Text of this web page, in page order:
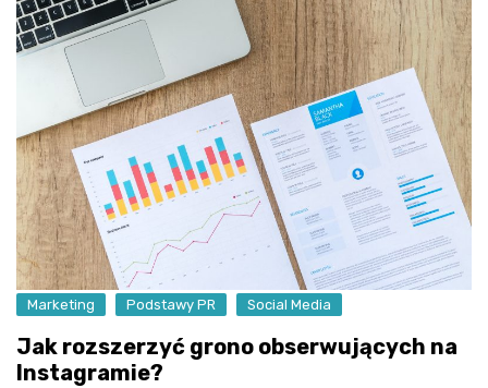
Marketing Podstawy PR Social Media
Jak rozszerzyć grono obserwujących na
Instagramie?